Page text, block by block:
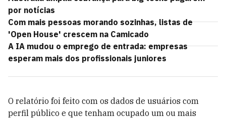
por notícias
Com mais pessoas morando sozinhas, listas de
'Open House' crescem na Camicado
A IA mudou o emprego de entrada: empresas
esperam mais dos profissionais juniores
O relatório foi feito com os dados de usuários com
perfil público e que tenham ocupado um ou mais